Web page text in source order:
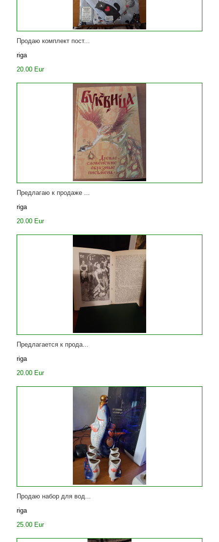
Продаю комплект пост...
riga
20.00 Eur
Предлагаю к продаже ...
riga
20.00 Eur
Предлагается к прода...
riga
20.00 Eur
Продаю набор для вод...
riga
25.00 Eur